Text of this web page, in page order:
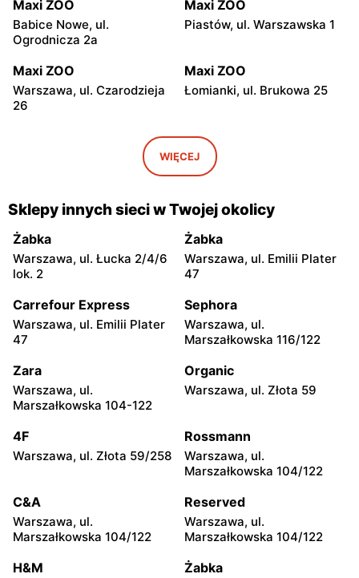
Maxi ZOO
Babice Nowe, ul.
Ogrodnicza 2a
Maxi ZOO
Piastów, ul. Warszawska 1
Maxi ZOO
Warszawa, ul. Czarodzieja
26
Maxi ZOO
Łomianki, ul. Brukowa 25
Janki, ul. pl. Szwedzki 3
Maxi ZOO
Piaseczno, ul. Okulickiego
20
Maxi ZOO
Nowa Wieś, ul. Brzozowa
85
Maxi ZOO
Jabłonna, ul. Akademijna
32
Maxi ZOO Maxi ZOO
Kuklińskiego 1
Maxi ZOO
2A
Maxi ZOO
Żyrardowska 12
Maxi ZOO Maxi ZOO
2b
Maxi ZOO
Żółkiewskiego 4
Maxi ZOO
Chrobrego 2
Maxi ZOO Maxi ZOO
Emila Fieldorfa Nila 28
WIĘCEJ
Sklepy innych sieci w Twojej okolicy
Żabka
Warszawa, ul. Łucka 2/4/6
lok. 2
Żabka
Warszawa, ul. Emilii Plater
47
Carrefour Express
Warszawa, ul. Emilii Plater
47
Sephora
Warszawa, ul.
Marszałkowska 116/122
Zara
Warszawa, ul.
Marszałkowska 104-122
Organic
Warszawa, ul. Złota 59
4F
Warszawa, ul. Złota 59/258
Rossmann
Warszawa, ul.
Marszałkowska 104/122
C&A
Warszawa, ul.
Marszałkowska 104/122
Reserved
Warszawa, ul.
Marszałkowska 104/122
H&M Żabka